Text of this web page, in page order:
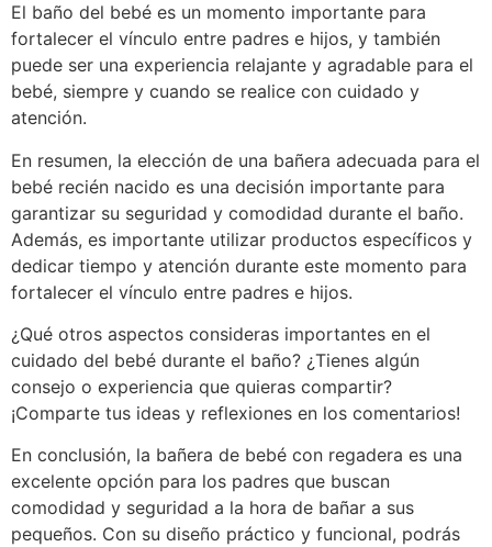
El baño del bebé es un momento importante para
fortalecer el vínculo entre padres e hijos, y también
puede ser una experiencia relajante y agradable para el
bebé, siempre y cuando se realice con cuidado y
atención.
En resumen, la elección de una bañera adecuada para el
bebé recién nacido es una decisión importante para
garantizar su seguridad y comodidad durante el baño.
Además, es importante utilizar productos específicos y
dedicar tiempo y atención durante este momento para
fortalecer el vínculo entre padres e hijos.
¿Qué otros aspectos consideras importantes en el
cuidado del bebé durante el baño? ¿Tienes algún
consejo o experiencia que quieras compartir?
¡Comparte tus ideas y reflexiones en los comentarios!
En conclusión, la bañera de bebé con regadera es una
excelente opción para los padres que buscan
comodidad y seguridad a la hora de bañar a sus
pequeños. Con su diseño práctico y funcional, podrás